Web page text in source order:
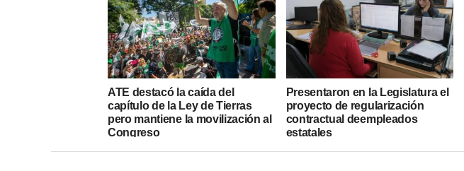
ATE destacó la caída del
capítulo de la Ley de Tierras
pero mantiene la movilización al
Congreso
Presentaron en la Legislatura el
proyecto de regularización
contractual deempleados
estatales